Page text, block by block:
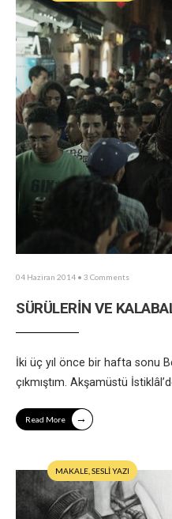
04 Haziran 2014 • 3 Comments
SÜRÜLERİN VE
İki üç yıl önce bir hafta sonu
çıkmıştım. Akşamüstü
Read More →
MAKALE SESLİ YAZI